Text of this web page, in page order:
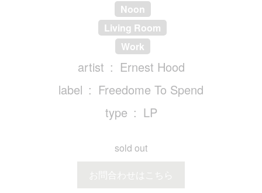
Noon
Living Room
Work
artist
Ernest Hood
label
Freedome To Spend
type
LP
sold out
お問合わせはこちら